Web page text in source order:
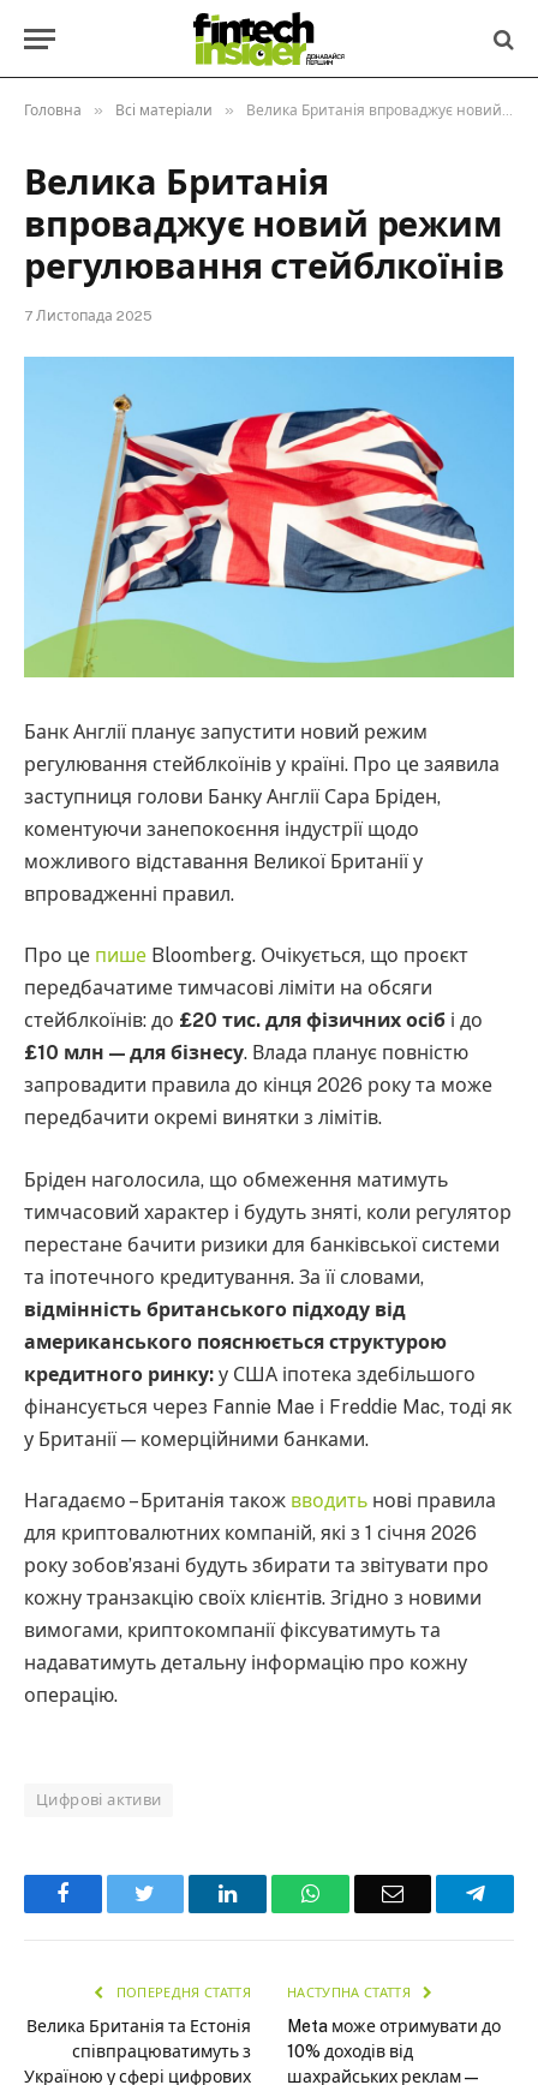
Головна » Всі матеріали » Велика Британія впроваджує новий режим регулювання стейблкоїнів
Велика Британія
впроваджує новий режим
регулювання стейблкоїнів
7 Листопада 2025
Банк Англії планує запустити новий режим
регулювання стейблкоїнів у країні. Про це заявила
заступниця голови Банку Англії Сара Бріден,
коментуючи занепокоєння індустрії щодо
можливого відставання Великої Британії у
впровадженні правил.
Про це пише Bloomberg. Очікується, що проєкт
передбачатиме тимчасові ліміти на обсяги
стейблкоїнів: до £20 тис. для фізичних осіб і до
£10 млн — для бізнесу. Влада планує повністю
запровадити правила до кінця 2026 року та може
передбачити окремі винятки з лімітів.
Бріден наголосила, що обмеження матимуть
тимчасовий характер і будуть зняті, коли регулятор
перестане бачити ризики для банківської системи
та іпотечного кредитування. За її словами,
відмінність британського підходу від
американського пояснюється структурою
кредитного ринку: у США іпотека здебільшого
фінансується через Fannie Mae і Freddie Mac, тоді як
у Британії — комерційними банками.
Нагадаємо – Британія також вводить нові правила
для криптовалютних компаній, які з 1 січня 2026
року зобов’язані будуть збирати та звітувати про
кожну транзакцію своїх клієнтів. Згідно з новими
вимогами, криптокомпанії фіксуватимуть та
надаватимуть детальну інформацію про кожну
операцію.
Цифрові активи
Facebook LinkedInWhatsAppEmail
ПОПЕРЕДНЯ СТАТТЯ
Велика Британія та Естонія
співпрацюватимуть з
Україною у сфері цифрових
НАСТУПНА СТАТТЯ
Meta може отримувати до
10% доходів від
шахрайських реклам —